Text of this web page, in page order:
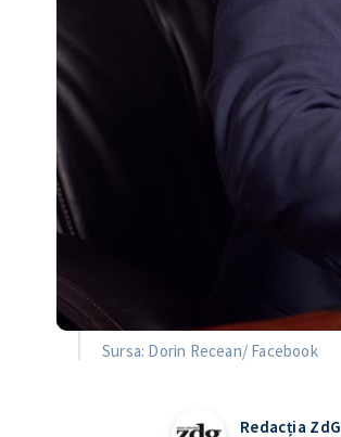
Sursa: Dorin Recean/ Facebook
Redacția ZdG